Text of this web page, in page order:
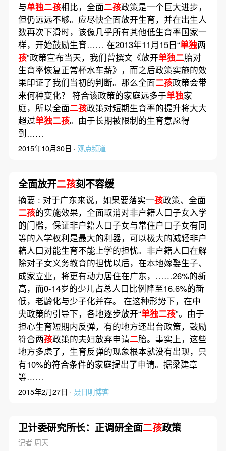
与单独二孩相比，全面二孩政策是一个巨大进步，
但仍远远不够。应尽快全面放开生育，并在出生人
数再次下滑时，该像几乎所有其他低生育率国家一
样，开始鼓励生育…… 在2013年11月15日“单独两
孩”政策宣布当天，我们曾撰文《放开单独二胎对
生育率恢复正常杯水车薪》，而之后政策实施的效
果印证了我们当初的判断。那么全面二孩政策会带
来何种变化？ 符合该政策的家庭远多于单独家
庭，所以全面二孩政策对短期生育率的提升将大大
超过单独二孩。由于长期被限制的生育意愿得
到……
2015年10月30日 · 观点频道
全面放开二孩刻不容缓
摘要 : 对于广东来说，如果要落实一孩政策、全面
二孩的实施效果，全面取消对非户籍人口子女入学
的门槛，保证非户籍人口子女与常住户口子女有同
等的入学权利是最大的利器，可以极大的减轻非户
籍人口对能生育不能上学的担忧。非户籍人口在解
除对子女义务教育的担忧以后，在本地嫁娶生子、
成家立业，将更有动力居住在广东，……26%的新
高，而0-14岁的少儿占总人口比例降至16.6%的新
低，老龄化与少子化并存。 在这种形势下，在中
央政策的引导下，各地逐步放开“单独二孩”。由于
担心生育短期内反弹，有的地方还出台政策，鼓励
符合两孩政策的夫妇放弃申请二胎。事实上，这些
地方多虑了，生育反弹的现象根本就没有出现，只
有10%的符合条件的家庭提出了申请。据梁建章
等……
2015年2月27日 · 聂日明博客
卫计委研究所长：正调研全面二孩政策
记者 周天